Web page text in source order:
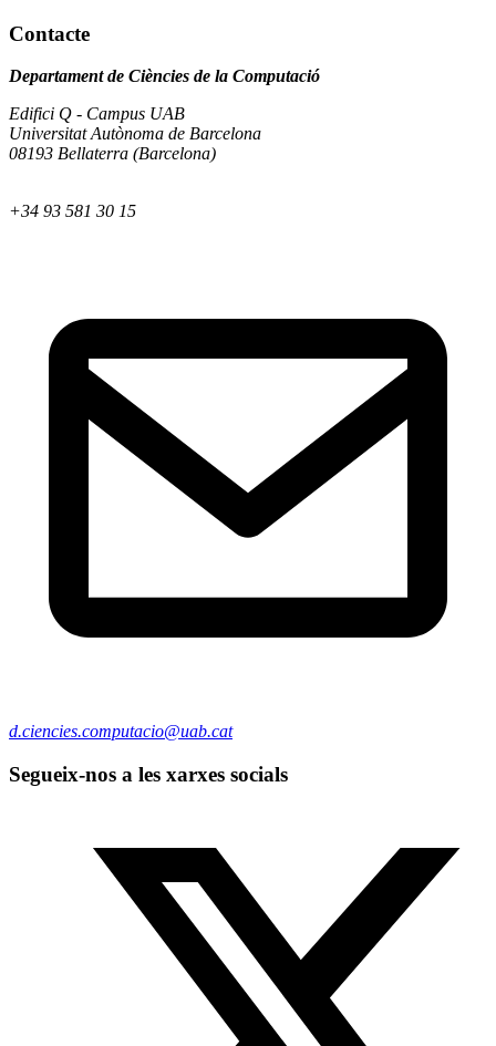
Contacte
Departament de Ciències de la Computació
Edifici Q - Campus UAB
Universitat Autònoma de Barcelona
08193 Bellaterra (Barcelona)
+34 93 581 30 15
d.ciencies.computacio@uab.cat
Segueix-nos a les xarxes socials